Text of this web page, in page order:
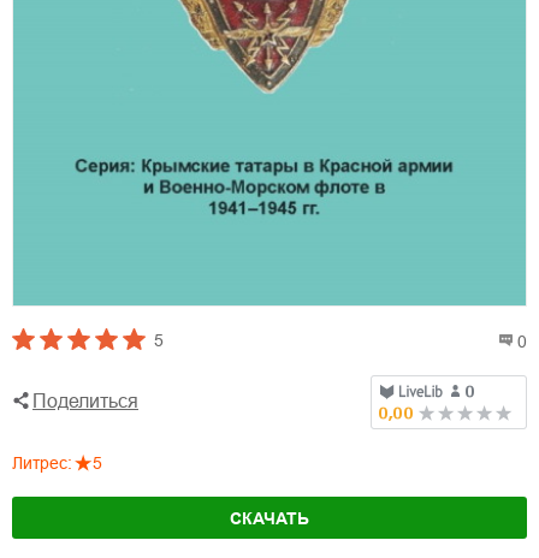
5 0
Поделиться
Литрес: 5
СКАЧАТЬ